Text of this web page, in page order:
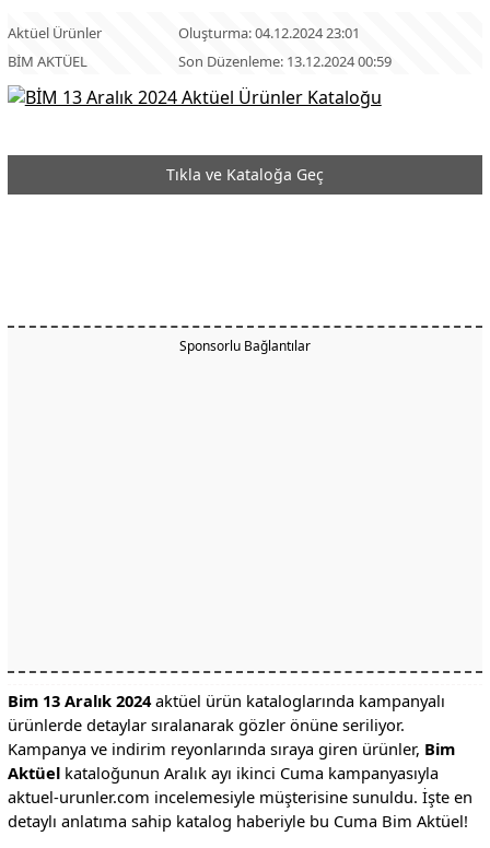
Aktüel Ürünler
BİM AKTÜEL
Oluşturma: 04.12.2024 23:01
Son Düzenleme: 13.12.2024 00:59
Tıkla ve Kataloğa Geç
Sponsorlu Bağlantılar
Bim 13 Aralık 2024aktüel ürün kataloglarında kampanyalı
ürünlerde detaylar sıralanarak gözler önüne seriliyor.
Kampanya ve indirim reyonlarında sıraya giren ürünler, Bim
Aktüelkataloğunun Aralık ayı ikinci Cuma kampanyasıyla
aktuel-urunler.com incelemesiyle müşterisine sunuldu. İşte en
detaylı anlatıma sahip katalog haberiyle bu Cuma Bim Aktüel!